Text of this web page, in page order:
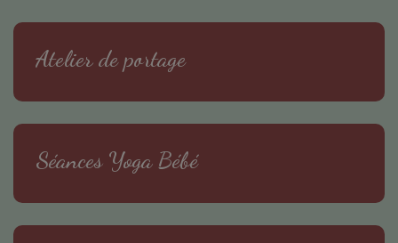
Atelier de portage
Séances Yoga Bébé